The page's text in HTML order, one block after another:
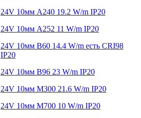
24V 10мм A240 19.2 W/m IP20
24V 10мм A252 11 W/m IP20
24V 10мм B60 14.4 W/m есть CRI98
IP20
24V 10мм B96 23 W/m IP20
24V 10мм M300 21.6 W/m IP20
24V 10мм M700 10 W/m IP20